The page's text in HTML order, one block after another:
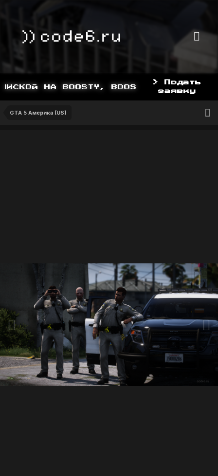
НА BOOSTY, BOOSTY.TO/YDDY
> Подать
заявку
GTA 5 Америка (US)